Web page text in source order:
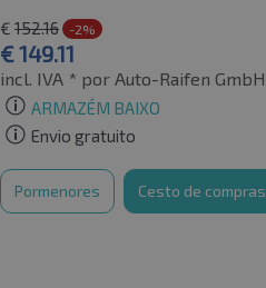
€ 152.16 -2%
€149.11
incl. IVA * por Auto-Raifen GmbH
ARMAZÉM BAIXO
Envio gratuito
Pormenores Cesto de compras